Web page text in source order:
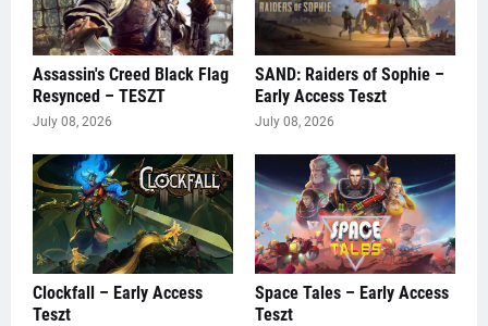
Assassin's Creed Black Flag
Resynced – TESZT
July 08, 2026
SAND: Raiders of Sophie –
Early Access Teszt
July 08, 2026
Clockfall – Early Access
Teszt
Space Tales – Early Access
Teszt